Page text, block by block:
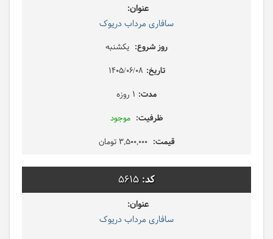
سافاری مرداب دریوک
یکشنبه
1405/06/08
1 روزه
موجود
3,500,000 تومان
5615
سافاری مرداب دریوک